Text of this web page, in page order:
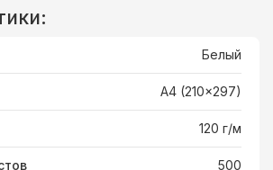
Белый
A4 (210x297)
120 г/м
500